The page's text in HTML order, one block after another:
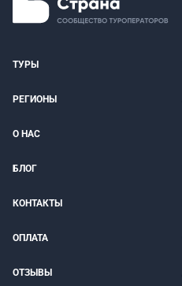
ТУРЫ
РЕГИОНЫ
О НАС
БЛОГ
КОНТАКТЫ
ОПЛАТА
ОТЗЫВЫ